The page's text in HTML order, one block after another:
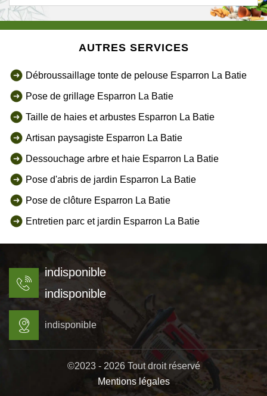
AUTRES SERVICES
Débroussaillage tonte de pelouse Esparron La Batie
Pose de grillage Esparron La Batie
Taille de haies et arbustes Esparron La Batie
Artisan paysagiste Esparron La Batie
Dessouchage arbre et haie Esparron La Batie
Pose d'abris de jardin Esparron La Batie
Pose de clôture Esparron La Batie
Entretien parc et jardin Esparron La Batie
indisponible
indisponible
indisponible
©2023 - 2026 Tout droit réservé
Mentions légales